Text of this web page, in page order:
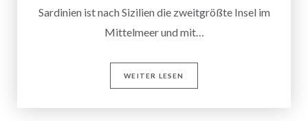
Sardinien ist nach Sizilien die zweitgrößte Insel im
Mittelmeer und mit…
WEITER LESEN